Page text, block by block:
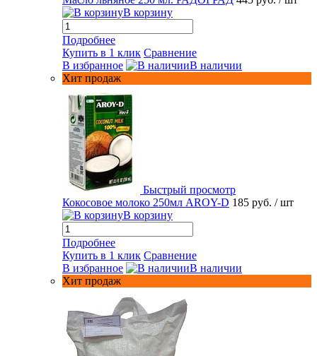
В корзину
Подробнее
Купить в 1 клик Сравнение
В избранное
В наличии
Хит продаж
Быстрый просмотр
Кокосовое молоко 250мл AROY-D 185 руб. / шт
В корзину
Подробнее
Купить в 1 клик Сравнение
В избранное
В наличии
Хит продаж